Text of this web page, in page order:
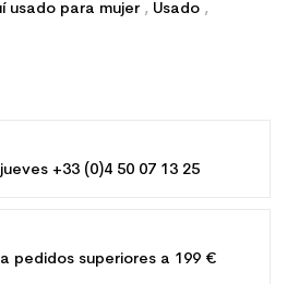
usado para mujer , Usado ,
+33 (0)4 50 07 13 25
pedidos superiores a 199 €